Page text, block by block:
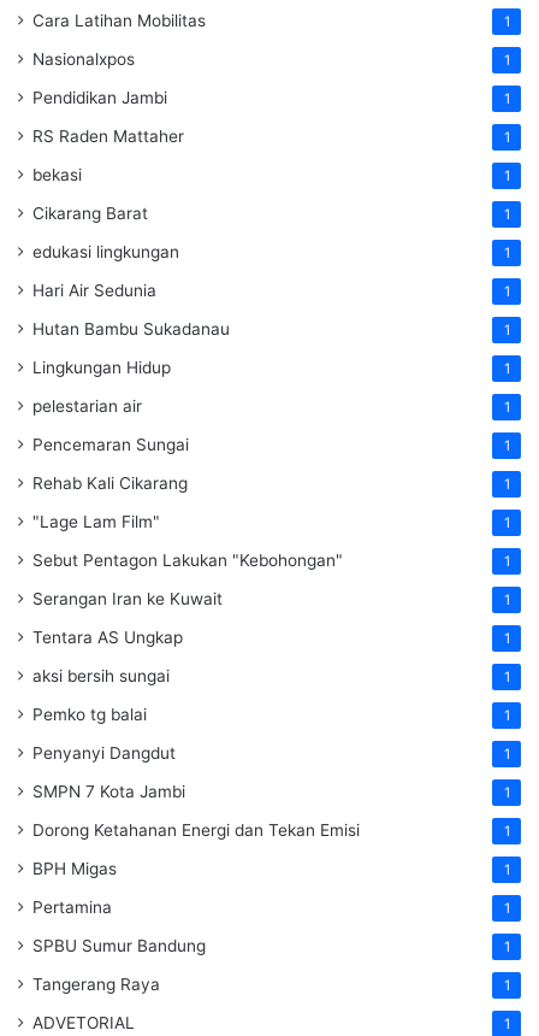
Cara Latihan Mobilitas 1
Nasionalxpos 1
Pendidikan Jambi 1
RS Raden Mattaher 1
bekasi 1
Cikarang Barat 1
edukasi lingkungan 1
Hari Air Sedunia 1
Hutan Bambu Sukadanau 1
Lingkungan Hidup 1
pelestarian air 1
Pencemaran Sungai 1
Rehab Kali Cikarang 1
"Lage Lam Film" 1
Sebut Pentagon Lakukan "Kebohongan" 1
Serangan Iran ke Kuwait 1
Tentara AS Ungkap 1
aksi bersih sungai 1
Pemko tg balai 1
Penyanyi Dangdut 1
SMPN 7 Kota Jambi 1
Dorong Ketahanan Energi dan Tekan Emisi 1
BPH Migas 1
Pertamina 1
SPBU Sumur Bandung 1
Tangerang Raya 1
ADVETORIAL 1